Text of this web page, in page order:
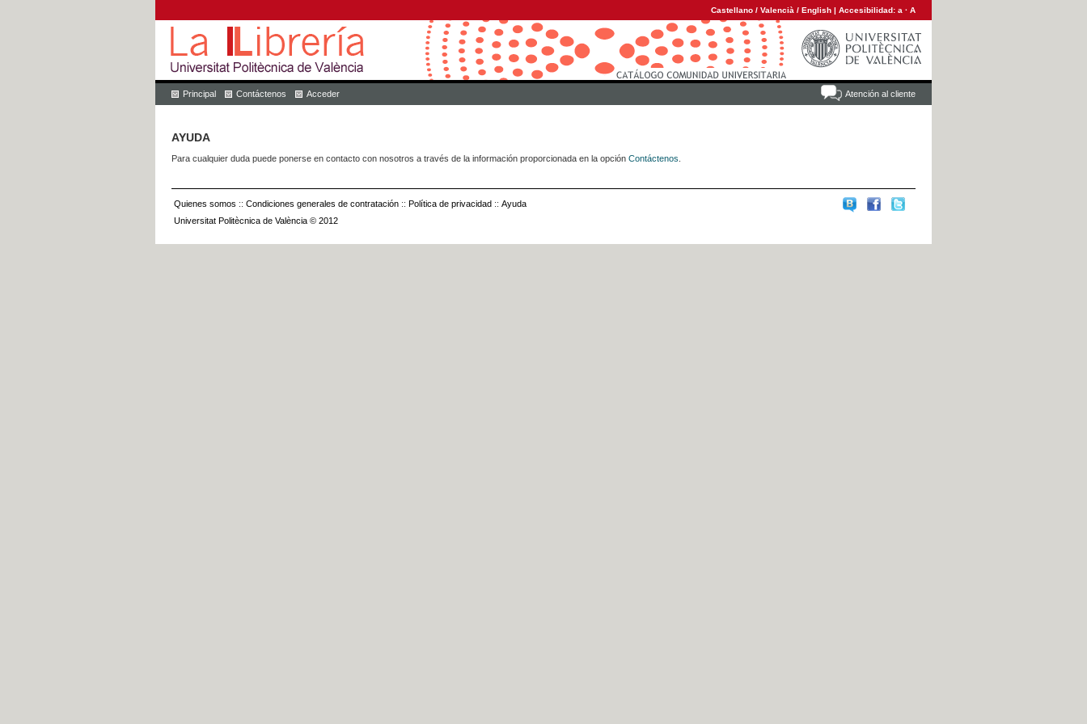
Castellano / Valencià / English | Accesibilidad: a · A
Atención al cliente
Principal Contáctenos Acceder
AYUDA
Para cualquier duda puede ponerse en contacto con nosotros a través de la información proporcionada en la opción Contáctenos
Quienes somos :: Condiciones generales de contratación :: Política de privacidad :: Ayuda
Universitat Politècnica de València © 2012